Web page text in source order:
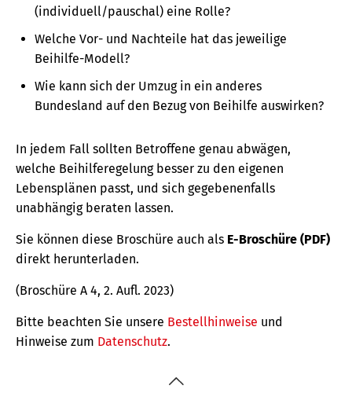
(individuell/pauschal) eine Rolle?
Welche Vor- und Nachteile hat das jeweilige
Beihilfe-Modell?
Wie kann sich der Umzug in ein anderes
Bundesland auf den Bezug von Beihilfe auswirken?
In jedem Fall sollten Betroffene genau abwägen,
welche Beihilferegelung besser zu den eigenen
Lebensplänen passt, und sich gegebenenfalls
unabhängig beraten lassen.
Sie können diese Broschüre auch als E-Broschüre (PDF)
direkt herunterladen.
(Broschüre A 4, 2. Aufl. 2023)
Bitte beachten Sie unsere Bestellhinweise und
Hinweise zum Datenschutz.